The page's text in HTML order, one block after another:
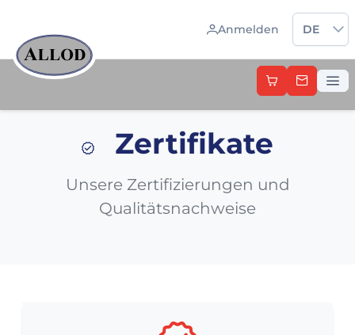
Anmelden
Sprache
DE
Zertifikate
Unsere Zertifizierungen und
Qualitätsnachweise